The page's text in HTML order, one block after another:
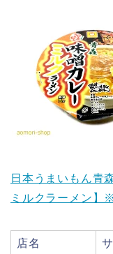
日本うまいもん青
ミルクラーメン】
店名